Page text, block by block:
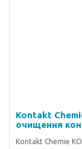
Kontakt
очищення
Kontakt Chemie